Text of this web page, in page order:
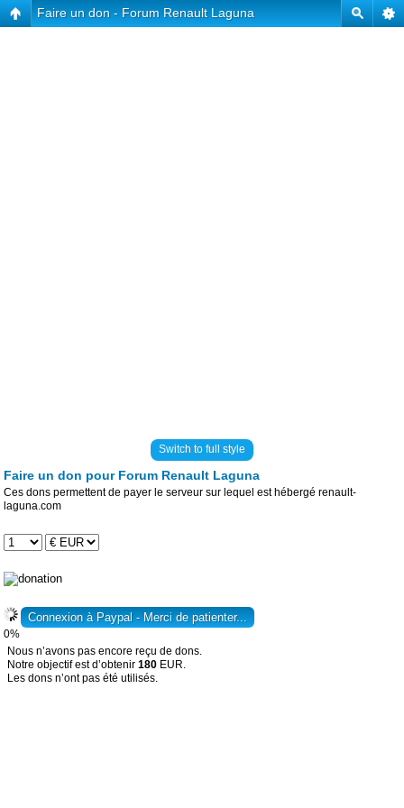
Faire un don - Forum Renault Laguna
Switch to full style
Faire un don pour Forum Renault Laguna
Ces dons permettent de payer le serveur sur lequel est hébergé renault-
laguna.com
0%
Nous n’avons pas encore reçu de dons.
Notre objectif est d’obtenir 180 EUR.
Les dons n’ont pas été utilisés.